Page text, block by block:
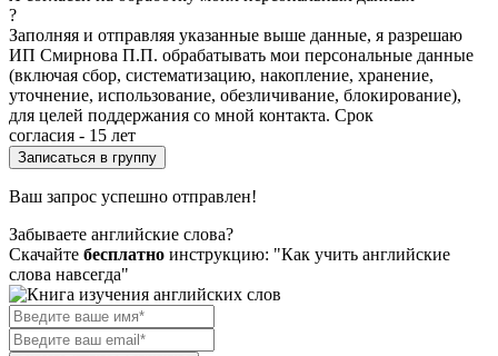
?
Заполняя и отправляя указанные выше данные, я разрешаю
ИП Смирнова П.П. обрабатывать мои персональные данные
(включая сбор, систематизацию, накопление, хранение,
уточнение, использование, обезличивание, блокирование),
для целей поддержания со мной контакта. Срок
согласия - 15 лет
Ваш запрос успешно отправлен!
Забываете английские слова?
Скачайте бесплатно инструкцию: "Как учить английские
слова навсегда"